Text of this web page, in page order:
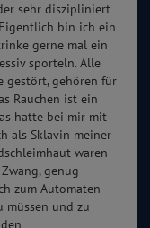
sehr diszipliniert
bin ich ein
gerne mal ein
sporteln. Alle
gestört, gehören für
Rauchen ist ein
hatte bei mir mit
als Sklavin meiner
waren
genug
zum Automaten
müssen und zu